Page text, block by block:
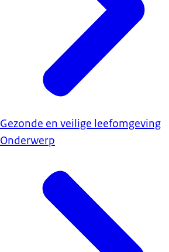
Gezonde en veilige leefomgeving
Onderwerp